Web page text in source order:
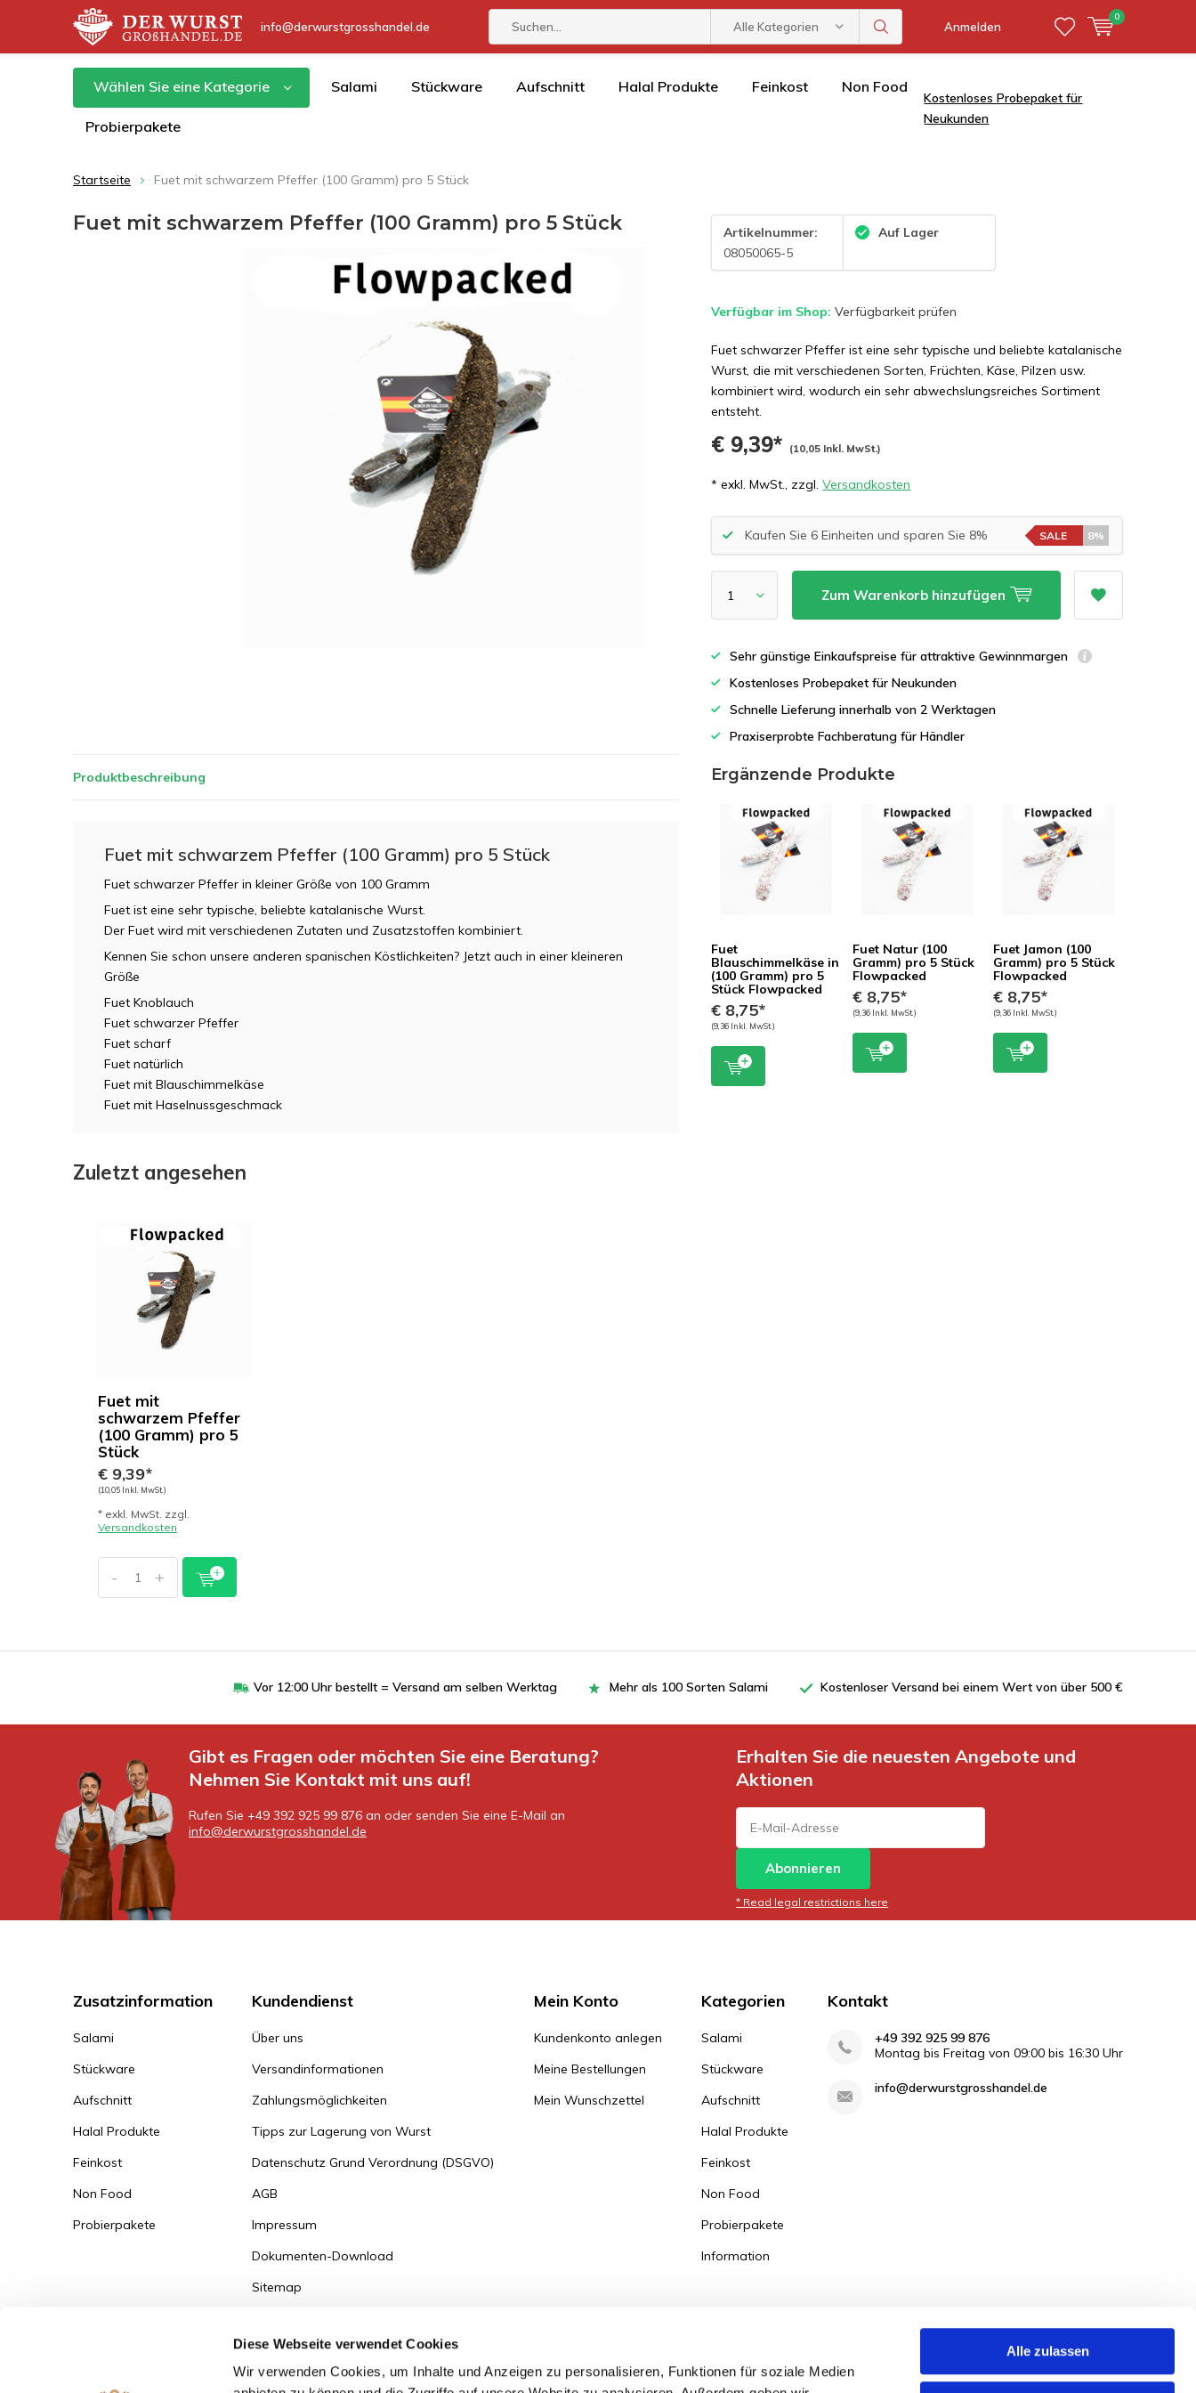
Diese Webseite verwendet Cookies
Wir verwenden Cookies, um Inhalte und Anzeigen zu personalisieren, Funktionen für soziale Medien
Alle zulassen
info@derwurstgrosshandel.de Alle Kategorien Anmelden
0
Wählen Sie eine Kategorie Salami Stückware Aufschnitt Halal Produkte Feinkost Non Food
Probierpakete
Kostenloses Probepaket für
Neukunden
Startseite Fuet mit schwarzem Pfeffer (100 Gramm) pro 5 Stück
Fuet mit schwarzem Pfeffer (100 Gramm) pro 5 Stück
Artikelnummer:
08050065-5
Auf Lager
Verfügbar im Shop:Verfügbarkeit prüfen
Fuet schwarzer Pfeffer ist eine sehr typische und beliebte katalanische
Wurst, die mit verschiedenen Sorten, Früchten, Käse, Pilzen usw.
kombiniert wird, wodurch ein sehr abwechslungsreiches Sortiment
entsteht.
€ 9,39* (10,05 Inkl. MwSt.)
* exkl. MwSt., zzgl.Versandkosten
Kaufen Sie 6 Einheiten und sparen Sie 8% SALE 8%
Zum Warenkorb hinzufügen
Sehr günstige Einkaufspreise für attraktive Gewinnmargen
Kostenloses Probepaket für Neukunden
Schnelle Lieferung innerhalb von 2 Werktagen
Praxiserprobte Fachberatung für Händler
Produktbeschreibung
Fuet mit schwarzem Pfeffer (100 Gramm) pro 5 Stück
Fuet schwarzer Pfeffer in kleiner Größe von 100 Gramm
Fuet ist eine sehr typische, beliebte katalanische Wurst.
Der Fuet wird mit verschiedenen Zutaten und Zusatzstoffen kombiniert.
Kennen Sie schon unsere anderen spanischen Köstlichkeiten? Jetzt auch in einer kleineren
Größe
Fuet Knoblauch
Fuet schwarzer Pfeffer
Fuet scharf
Fuet natürlich
Fuet mit Blauschimmelkäse
Fuet mit Haselnussgeschmack
Ergänzende Produkte
Fuet
Blauschimmelkäse in
(100 Gramm) pro 5
Stück Flowpacked
€ 8,75*
(9,36 Inkl. MwSt.)
Fuet Natur (100
Gramm) pro 5 Stück
Flowpacked
€ 8,75*
(9,36 Inkl. MwSt.)
Fuet Jamon (100
Gramm) pro 5 Stück
Flowpacked
€ 8,75*
(9,36 Inkl. MwSt.)
Zuletzt angesehen
Fuet mit
schwarzem Pfeffer
(100 Gramm) pro 5
Stück
€ 9,39*
(10,05 Inkl. MwSt.)
* exkl. MwSt. zzgl.
Versandkosten
- +
Vor 12:00 Uhr bestellt = Versand am selben Werktag Mehr als 100 Sorten Salami Kostenloser Versand bei einem Wert von über 500 €
Gibt es Fragen oder möchten Sie eine Beratung?
Nehmen Sie Kontakt mit uns auf!
Rufen Sie +49 392 925 99 876 an oder senden Sie eine E-Mail an
info@derwurstgrosshandel.de
Erhalten Sie die neuesten Angebote und
Aktionen
Abonnieren
* Read legal restrictions here
Zusatzinformation
Salami
Stückware
Aufschnitt
Halal Produkte
Feinkost
Non Food
Probierpakete
Kundendienst
Über uns
Versandinformationen
Zahlungsmöglichkeiten
Tipps zur Lagerung von Wurst
Datenschutz Grund Verordnung (DSGVO)
AGB
Impressum
Dokumenten-Download
Sitemap
Zum Bestellportal
Mein Konto
Kundenkonto anlegen
Meine Bestellungen
Mein Wunschzettel
Kategorien
Salami
Stückware
Aufschnitt
Halal Produkte
Feinkost
Non Food
Probierpakete
Information
Kontakt
+49 392 925 99 876
Montag bis Freitag von 09:00 bis 16:30 Uhr
info@derwurstgrosshandel.de